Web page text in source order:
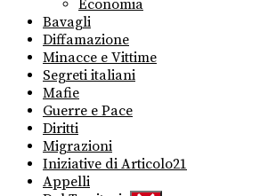
Economia
Bavagli
Diffamazione
Minacce e Vittime
Segreti italiani
Mafie
Guerre e Pace
Diritti
Migrazioni
Iniziative di Articolo21
Appelli